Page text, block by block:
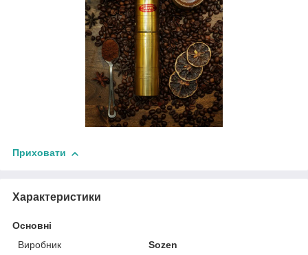
Приховати
Характеристики
Основні
Виробник
Sozen